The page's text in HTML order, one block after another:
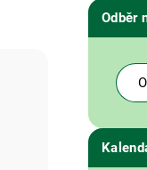
Odběr